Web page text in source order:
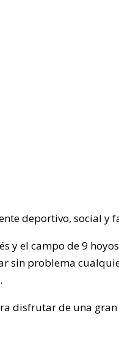
deportivo, social y
y el campo de 9
sin problema
disfrutar de una